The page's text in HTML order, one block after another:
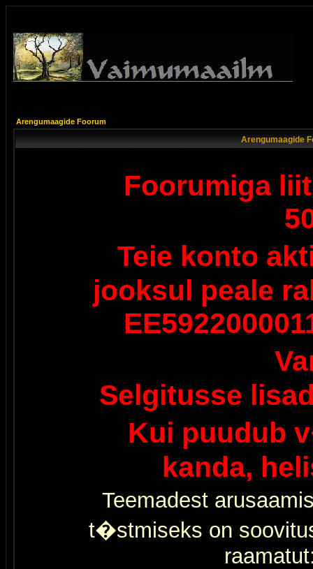
Arengumaagide Foorum
Arengumaagide
Foorumiga
Teie konto
jooksul peale
Selgitusse
Kui puudub
kanda,
Teemadest
t�stmiseks on